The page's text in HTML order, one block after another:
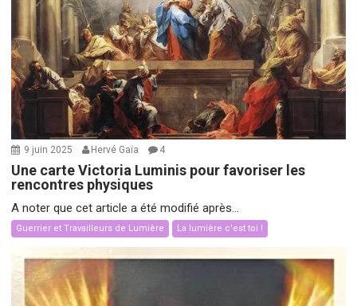
9 juin 2025 Hervé Gaïa 4
Une carte Victoria Luminis pour favoriser les
rencontres physiques
A noter que cet article a été modifié après...
Guerrier et Travailleurs de Lumière La lumière c'est toi !